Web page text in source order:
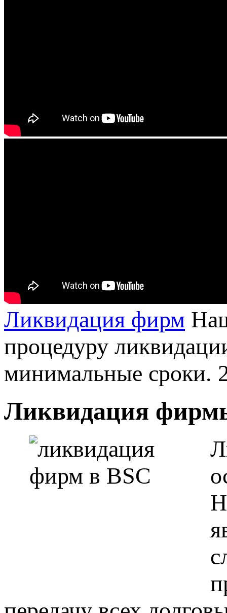
Ликвидация фирм
процедуру
минимальные сроки.
Ликвидация